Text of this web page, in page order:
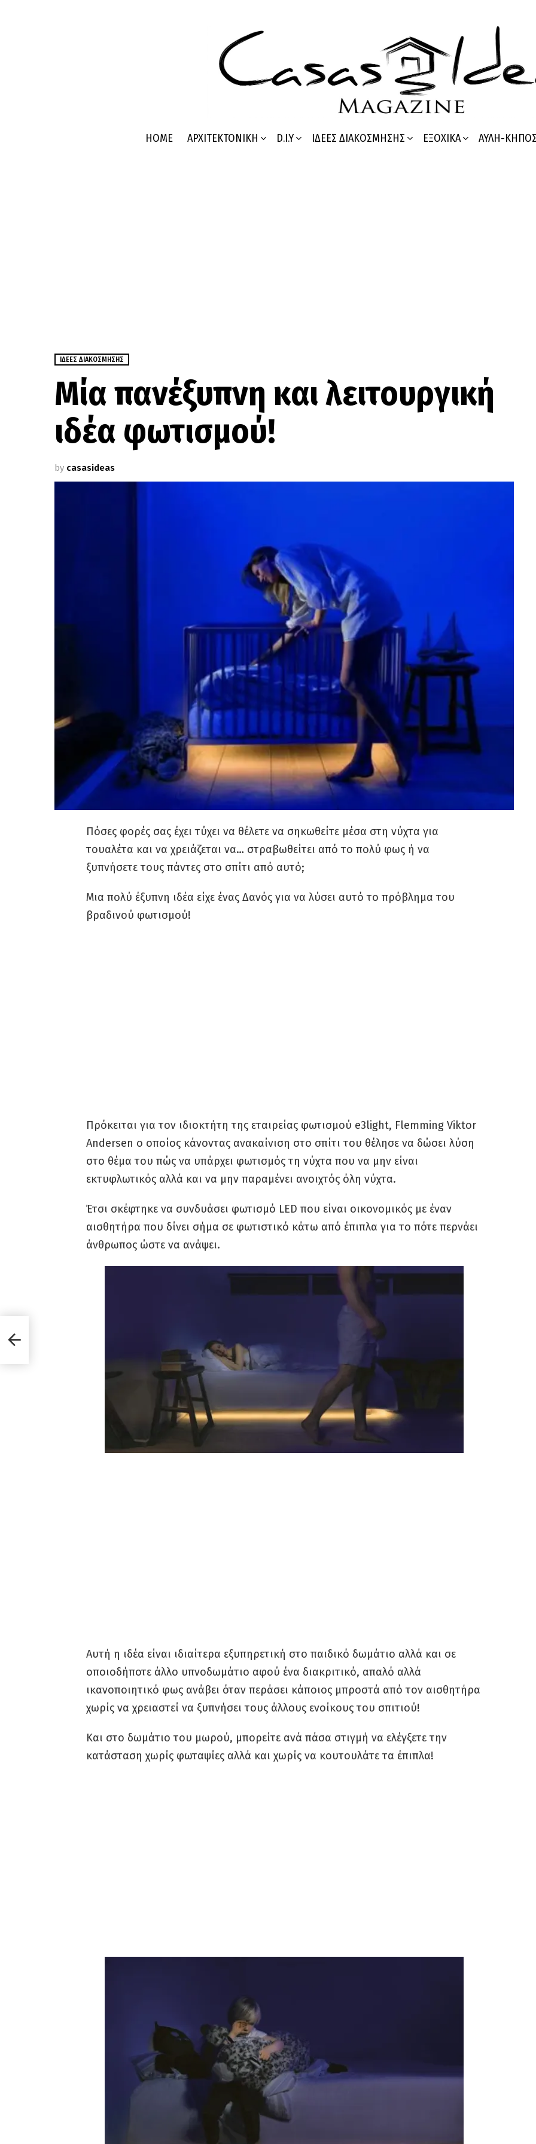
HOME ΑΡΧΙΤΕΚΤΟΝΙΚΉ D.I.Y ΙΔΈΕΣ ΔΙΑΚΌΣΜΗΣΗΣ ΕΞΟΧΙΚΆ ΑΥΛΉ-
ΙΔΈΕΣ ΔΙΑΚΌΣΜΗΣΗΣ
Μία πανέξυπνη και λειτουργική
ιδέα φωτισμού!
by casasideas
Πόσες φορές σας έχει τύχει να θέλετε να σηκωθείτε μέσα στη νύχτα για
τουαλέτα και να χρειάζεται να… στραβωθείτει από το πολύ φως ή να
ξυπνήσετε τους πάντες στο σπίτι από αυτό;
Μια πολύ έξυπνη ιδέα είχε ένας Δανός για να λύσει αυτό το πρόβλημα του
βραδινού φωτισμού!
Πρόκειται για τον ιδιοκτήτη της εταιρείας φωτισμού e3light, Flemming Viktor
Andersen ο οποίος κάνοντας ανακαίνιση στο σπίτι του θέλησε να δώσει λύση
στο θέμα του πώς να υπάρχει φωτισμός τη νύχτα που να μην είναι
εκτυφλωτικός αλλά και να μην παραμένει ανοιχτός όλη νύχτα.
Έτσι σκέφτηκε να συνδυάσει φωτισμό LED που είναι οικονομικός με έναν
αισθητήρα που δίνει σήμα σε φωτιστικό κάτω από έπιπλα για το πότε περνάει
άνθρωπος ώστε να ανάψει.
Αυτή η ιδέα είναι ιδιαίτερα εξυπηρετική στο παιδικό δωμάτιο αλλά και σε
οποιοδήποτε άλλο υπνοδωμάτιο αφού ένα διακριτικό, απαλό αλλά
ικανοποιητικό φως ανάβει όταν περάσει κάποιος μπροστά από τον αισθητήρα
χωρίς να χρειαστεί να ξυπνήσει τους άλλους ενοίκους του σπιτιού!
Και στο δωμάτιο του μωρού, μπορείτε ανά πάσα στιγμή να ελέγξετε την
κατάσταση χωρίς φωταψίες αλλά και χωρίς να κουτουλάτε τα έπιπλα!